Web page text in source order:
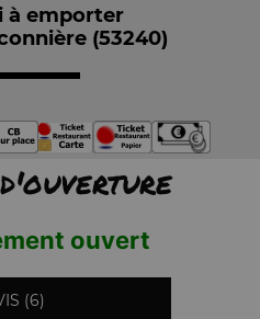
à emporter
(53240)
ouvert
(6)